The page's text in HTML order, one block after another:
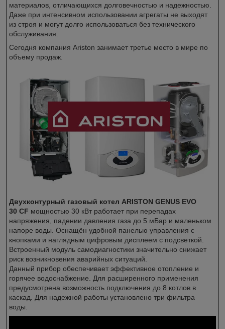
материалов, отличающихся долговечностью и надежностью.
Даже при интенсивном использовании агрегаты не выходят
из строя и могут долго использоваться без технического
обслуживания.
Сегодня компания Ariston занимает третье место в мире по
объему продаж.
Двухконтурный газовый котел ARISTON GENUS EVO
30 CF мощностью 30 кВт работает при перепадах
напряжения, падении давления газа до 5 мБар и маленьком
напоре воды. Оснащён удобной панелью управления с
кнопками и наглядным цифровым дисплеем с подсветкой.
Встроенный модуль самодиагностики значительно снижает
риск возникновения аварийных ситуаций.
Данный прибор обеспечивает эффективное отопление и
горячее водоснабжение. Для расширенного применения
предусмотрена возможность подключения до 8 котлов в
каскад. Для надежной работы установлено три фильтра
воды.